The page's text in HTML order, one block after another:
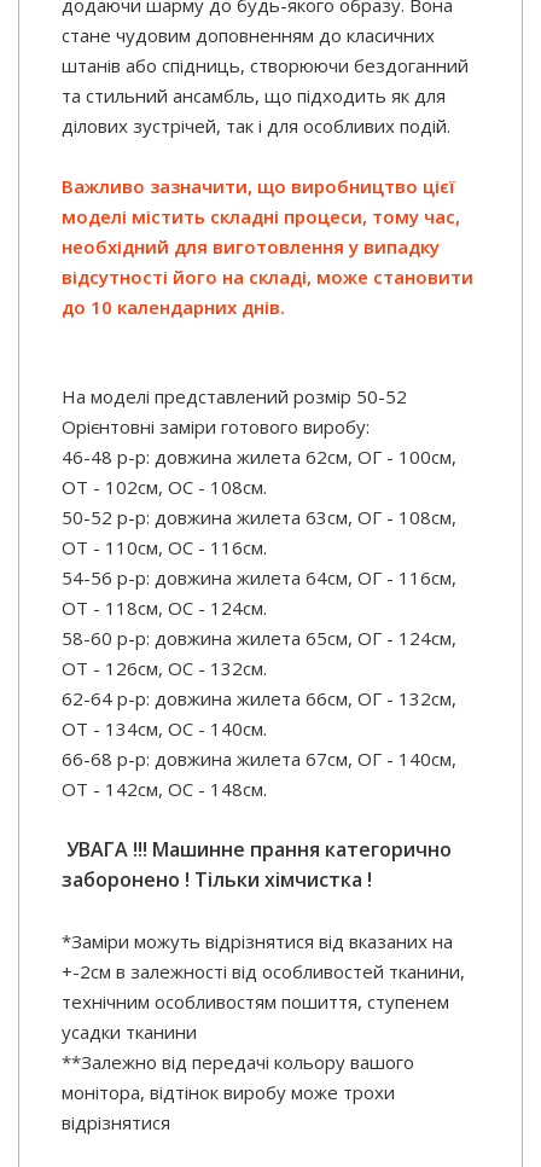
додаючи шарму до будь-якого образу. Вона
стане чудовим доповненням до класичних
штанів або спідниць, створюючи бездоганний
та стильний ансамбль, що підходить як для
ділових зустрічей, так і для особливих подій.
Важливо зазначити, що виробництво цієї
моделі містить складні процеси, тому час,
необхідний для виготовлення у випадку
відсутності його на складі, може становити
до 10 календарних днів.
На моделі представлений розмір 50-52
Орієнтовні заміри готового виробу:
46-48 р-р: довжина жилета 62см, ОГ - 100см,
ОТ - 102см, ОС - 108см.
50-52 р-р: довжина жилета 63см, ОГ - 108см,
ОТ - 110см, ОС - 116см.
54-56 р-р: довжина жилета 64см, ОГ - 116см,
ОТ - 118см, ОС - 124см.
58-60 р-р: довжина жилета 65см, ОГ - 124см,
ОТ - 126см, ОС - 132см.
62-64 р-р: довжина жилета 66см, ОГ - 132см,
ОТ - 134см, ОС - 140см.
66-68 р-р: довжина жилета 67см, ОГ - 140см,
ОТ - 142см, ОС - 148см.
УВАГА !!! Машинне прання категорично
заборонено ! Тільки хімчистка !
*Заміри можуть відрізнятися від вказаних на
+-2см в залежності від особливостей тканини,
технічним особливостям пошиття, ступенем
усадки тканини
**Залежно від передачі кольору вашого
монітора, відтінок виробу може трохи
відрізнятися